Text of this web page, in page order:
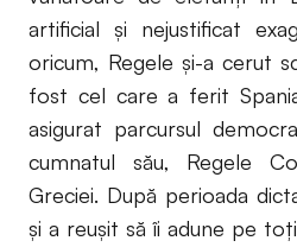
artificial și nejustificat
oricum, Regele și-a cerut
fost cel care a ferit
asigurat parcursul
cumnatul său, Regele
Greciei. După perioada
și a reușit să îi adune pe